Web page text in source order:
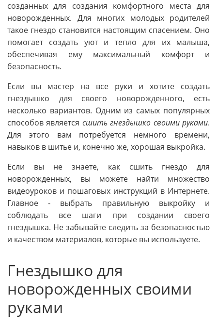
созданных для создания комфортного места для
новорожденных. Для многих молодых родителей
такое гнездо становится настоящим спасением. Оно
помогает создать уют и тепло для их малыша,
обеспечивая ему максимальный комфорт и
безопасность.
Если вы мастер на все руки и хотите создать
гнездышко для своего новорожденного, есть
несколько вариантов. Одним из самых популярных
способов является сшить гнездышко своими руками.
Для этого вам потребуется немного времени,
навыков в шитье и, конечно же, хорошая выкройка.
Если вы не знаете, как сшить гнездо для
новорожденных, вы можете найти множество
видеоуроков и пошаговых инструкций в Интернете.
Главное - выбрать правильную выкройку и
соблюдать все шаги при создании своего
гнездышка. Не забывайте следить за безопасностью
и качеством материалов, которые вы используете.
Гнездышко для
новорожденных своими
руками